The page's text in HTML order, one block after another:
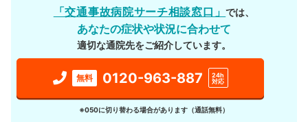
「交通事故病院サーチ相談窓口」では、
あなたの症状や状況に合わせて
適切な通院先をご紹介しています。
無料 0120-963-887
24h
対応
※050に切り替わる場合があります（通話無料）